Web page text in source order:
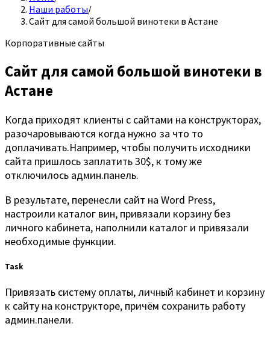
Наши работы/
Сайт для самой большой винотеки в Астане
Корпоративные сайты
Сайт для самой большой винотеки в
Астане
Когда приходят клиенты с сайтами на конструкторах,
разочаровываются когда нужно за что то
доплачивать.Например, чтобы получить исходники
сайта пришлось заплатить 30$, к тому же
отключилось админ.панель.
В результате, перенесли сайт на Word Press,
настроили каталог вин, привязали корзину без
личного кабинета, наполнили каталог и привязали
необходимые функции.
Task
Привязать систему оплаты, личный кабинет и корзину
к сайту на конструкторе, причём сохранить работу
админ.панели.